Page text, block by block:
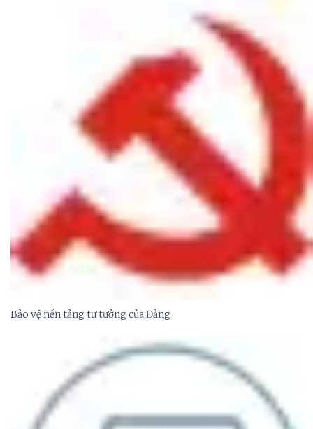
Bảo vệ nền tảng tư tưởng của Đảng